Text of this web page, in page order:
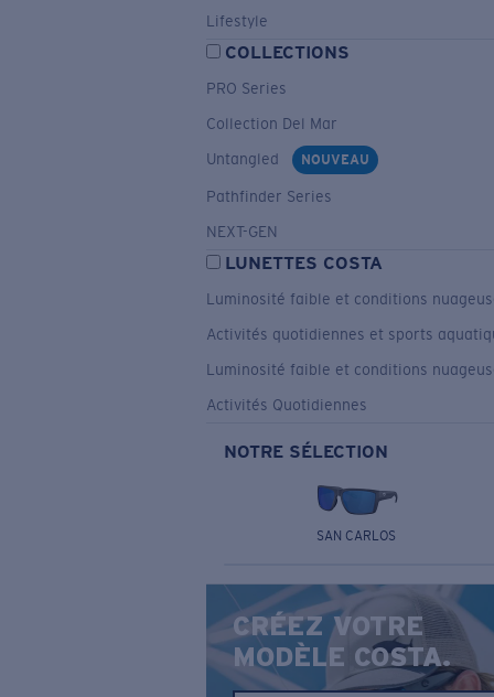
Lifestyle
COLLECTIONS
PRO Series
Collection Del Mar
Untangled
NOUVEAU
Pathfinder Series
NEXT-GEN
LUNETTES COSTA
Luminosité faible et conditions
Activités quotidiennes et sports
Luminosité faible et conditions
Activités Quotidiennes
NOTRE SÉLECTION
SAN CARLOS
CRÉEZ VOTRE
MODÈLE COSTA.